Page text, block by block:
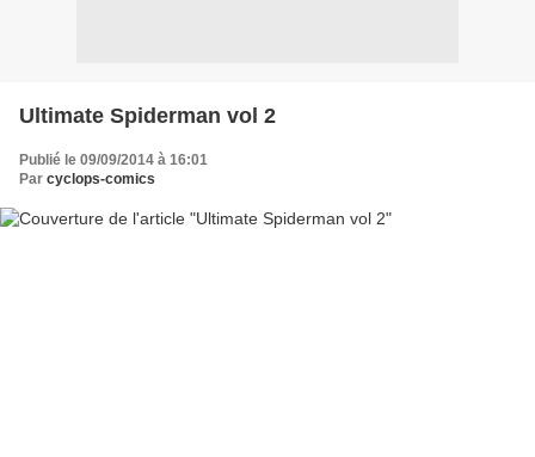
Ultimate Spiderman vol 2
Publié le 09/09/2014 à 16:01
Par cyclops-comics